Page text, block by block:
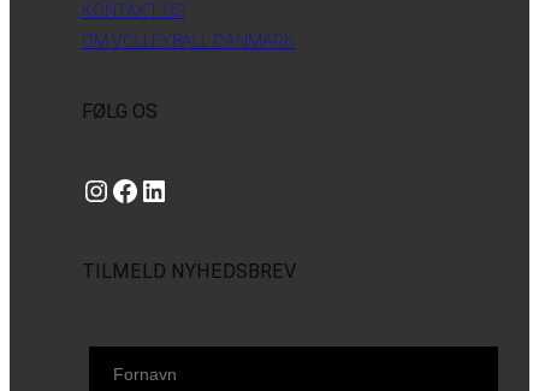
KONTAKT OS
OM VOLLEYBALL DANMARK
FØLG OS
Instagram https://www.facebook.com/danishbeachvolleytour LinkedIn
TILMELD NYHEDSBREV